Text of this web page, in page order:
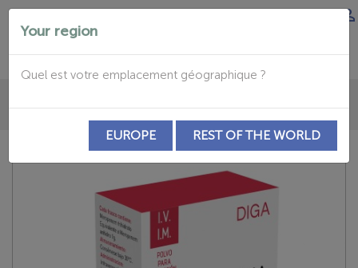


Your region
Quel est votre emplacement géographique ?
EUROPE REST OF THE WORLD